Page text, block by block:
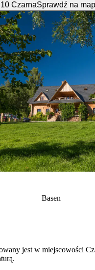
CzarnaSprawdź na
Basen
jest w miejscowości